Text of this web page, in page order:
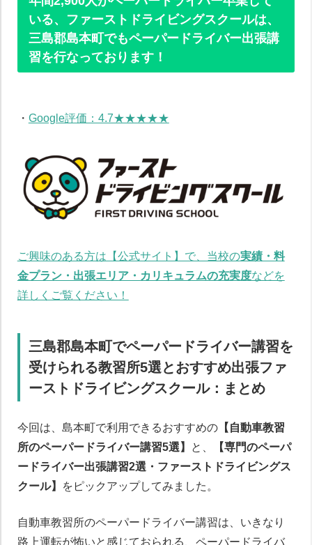
いる、ファーストドライビングスクールは、
三島郡島本町でもペーパードライバー出張講
習を行なっております！
・ Google評価：4.7★★★★★
ご興味のある方は【公式サイト】で、当校の実績・料
金プラン・出張エリア・カリキュラムの充実度などを
詳しくご覧ください！
三島郡島本町でペーパードライバー講習を
受けられる教習所5選とおすすめ出張ファ
ーストドライビングスクール：まとめ
今回は、島本町で利用できるおすすめの【自動車教習
所のペーパードライバー講習5選】
と、
【専門のペーパ
ードライバー出張講習2選・ファーストドライビングス
クール】
をピックアップしてみました。
自動車教習所のペーパードライバー講習は、いきなり
路上運転が怖いと感じておられる、ペーパードライバ